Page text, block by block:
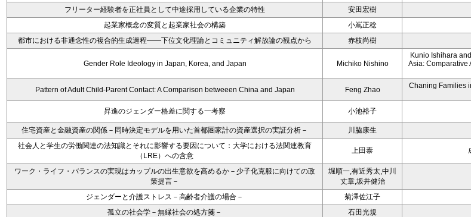
フリーター経験者を正社員として中途採用している企業の特性 安田宏樹
起業家概念の変質と起業家社会の構築
小嶌正稔
都市における非通念性の複合的生成過程――下位文化理論とコミュニティ解放論の観点から
赤枝尚樹
Gender Role Ideology in Japan, Korea, and Japan Michiko Nishino
Kunio Ishihara
Asia: Comparative
Pattern of Adult Child-Parent Contact: A Comparison betweeen China and Japan Feng Zhao
Chaning Families
昇進のジェンダー格差に関する一考察 小池裕子
住宅資産と金融資産の関係－同時決定モデルを用いた首都圏家計の資産選択の実証分析－
川脇康生
社会人と学生の労働関連の法知識とそれに影響する要因について：大学における法関連教育
（LRE）への含意
上田泰
ワーク・ライフ・バランスの実現はカップルの出生意欲を高めるか－少子化克服に向けての政
策提言－
堀順一,有近秀太,中川
丈章,坂井健治
ジェンダーと介護ストレス－高齢者介護の場合－ 菊澤佐江子
孤立の社会学－無縁社会の処方箋－
石田光規